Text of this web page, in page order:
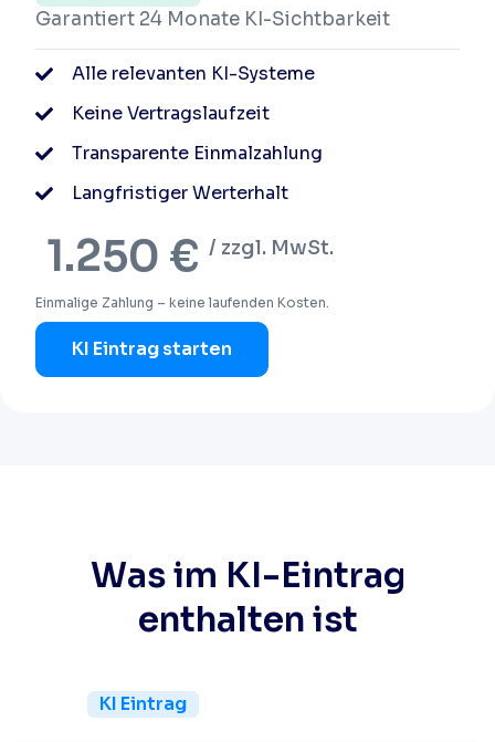
Garantiert 24 Monate KI-Sichtbarkeit
Alle relevanten KI-Systeme
Keine Vertragslaufzeit
Transparente Einmalzahlung
Langfristiger Werterhalt
1.250 € / zzgl. MwSt.
Einmalige Zahlung – keine laufenden Kosten.
KI Eintrag starten
Was im KI-Eintrag
enthalten ist
KI Eintrag